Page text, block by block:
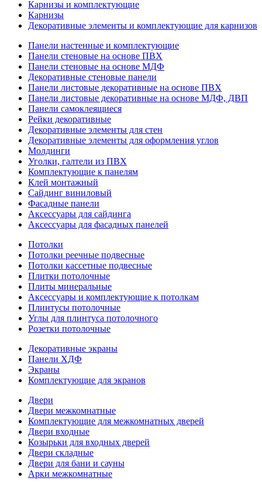
Карнизы и комплектующие
Карнизы
Декоративные элементы и комплектующие для карнизов
Панели настенные и комплектующие
Панели стеновые на основе ПВХ
Панели стеновые на основе МДФ
Декоративные стеновые панели
Панели листовые декоративные на основе ПВХ
Панели листовые декоративные на основе МДФ, ДВП
Панели самоклеящиеся
Рейки декоративные
Декоративные элементы для стен
Декоративные элементы для оформления углов
Молдинги
Уголки, галтели из ПВХ
Комплектующие к панелям
Клей монтажный
Сайдинг виниловый
Фасадные панели
Аксессуары для сайдинга
Аксессуары для фасадных панелей
Потолки
Потолки реечные подвесные
Потолки кассетные подвесные
Плитки потолочные
Плиты минеральные
Аксессуары и комплектующие к потолкам
Плинтусы потолочные
Углы для плинтуса потолочного
Розетки потолочные
Декоративные экраны
Панели ХДФ
Экраны
Комплектующие для экранов
Двери
Двери межкомнатные
Комплектующие для межкомнатных дверей
Двери входные
Козырьки для входных дверей
Двери складные
Двери для бани и сауны
Арки межкомнатные